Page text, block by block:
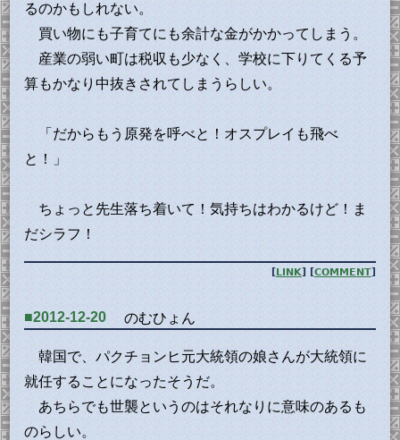
るのかもしれない。
買い物にも子育てにも余計な金がかかってしまう。
産業の弱い町は税収も少なく、学校に下りてくる予
算もかなり中抜きされてしまうらしい。
「だからもう原発を呼べと！オスプレイも飛べ
と！」
ちょっと先生落ち着いて！気持ちはわかるけど！ま
だシラフ！
[LINK ] [COMMENT]
■2012-12-20 のむひょん
韓国で、パクチョンヒ元大統領の娘さんが大統領に
就任することになったそうだ。
あちらでも世襲というのはそれなりに意味のあるも
のらしい。